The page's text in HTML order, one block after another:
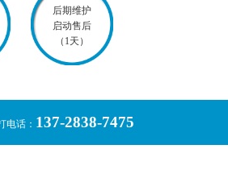
后期维护
启动售后
（1天）
电话： 137-2838-7475